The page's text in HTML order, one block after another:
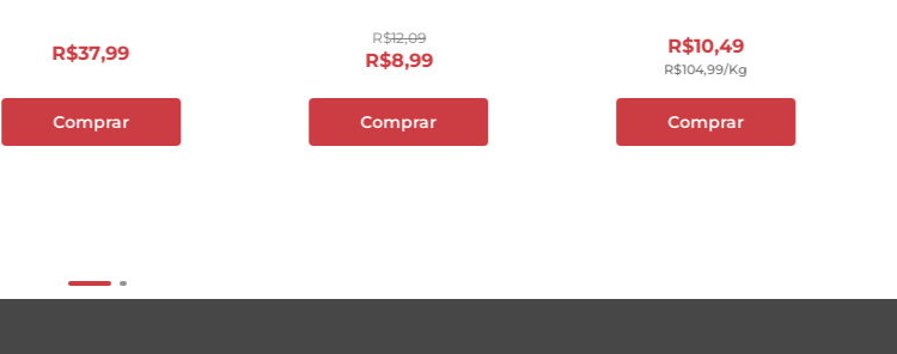
R$37,99
Comprar
R$12,09
R$8,99
Comprar
R$10,49
R$104,99/kg
Comprar